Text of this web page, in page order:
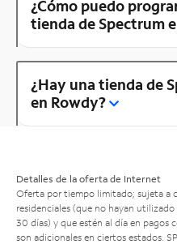
¿Cómo puedo
tienda de Spectrum
¿Hay una tienda de
en Rowdy?
Detalles de la oferta de Internet
Oferta por tiempo limitado; sujeta a
residenciales (que no hayan
30 días) y que estén al día en pagos
son adicionales en ciertos estados.